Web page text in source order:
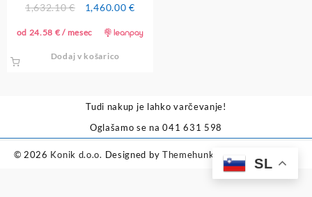
1,632.10€
Izvirna
je
bila:
1,460.00€Trenutna
je:
od 24.58 €/ mesec
Dodaj v košarico
Tudi nakup je lahko varčevanje!
Oglašamo se na 041 631 598
© 2026 Konik d.o.o. Designed by Themehunk WordPress Theme
SL